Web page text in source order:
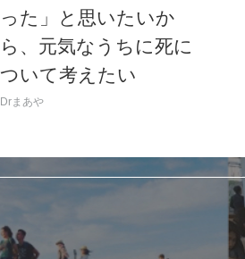
った」と思いたいか
ら、元気なうちに死に
ついて考えたい
Drまあや